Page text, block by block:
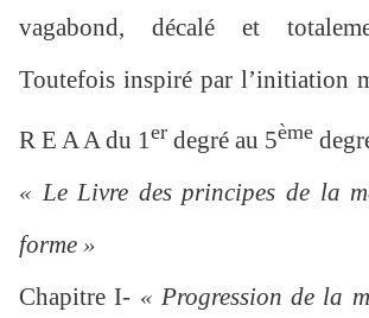
vagabond, décalé et
Toutefois inspiré par l’initiation
R E A A du 1er degré au 5ème
« Le Livre des principes de la
forme »
Chapitre I- « Progression de la